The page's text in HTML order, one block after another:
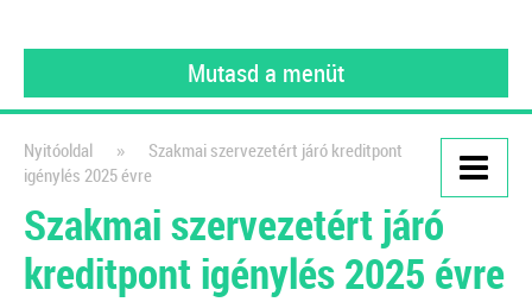
Mutasd a menüt
111 könyvelői kérdés, 111
szakértői válasz III.
Nyitóoldal »
Szakmai szervezetért járó kreditpont
igénylés 2025 évre
Szakmai szervezetért járó
kreditpont igénylés 2025 évre